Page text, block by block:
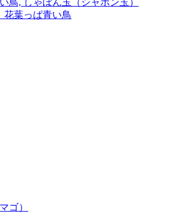
花葉っぱ青い鳥